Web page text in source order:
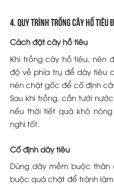
4. Quy trình trồng cây hồ tiêu
Cách đặt cây hồ tiêu
Khi trồng cây hồ tiêu, nên
độ về phía trụ để dây tiêu
nén chặt gốc để cố định
Sau khi trồng, cần tưới
nếu thời tiết quá khô
nghi tốt.
Cố định dây tiêu
Dùng dây mềm buộc thân
buộc quá chặt để tránh